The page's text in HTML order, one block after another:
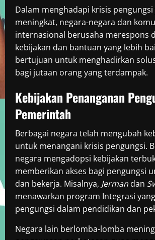
Dalam menghadapi krisis pengungsi
meningkat, negara-negara dan
internasional berusaha merespons
kebijakan dan bantuan yang lebih
bertujuan untuk menghadirkan
bagi jutaan orang yang terdampak.
Kebijakan Penanganan
Pemerintah
Berbagai negara telah mengubah
untuk menangani krisis pengungsi.
negara mengadopsi kebijakan
memberikan akses bagi pengungsi
dan bekerja. Misalnya, Jerman dan
menawarkan program Integrasi
pengungsi dalam pendidikan dan
Negara lain berlomba-lomba